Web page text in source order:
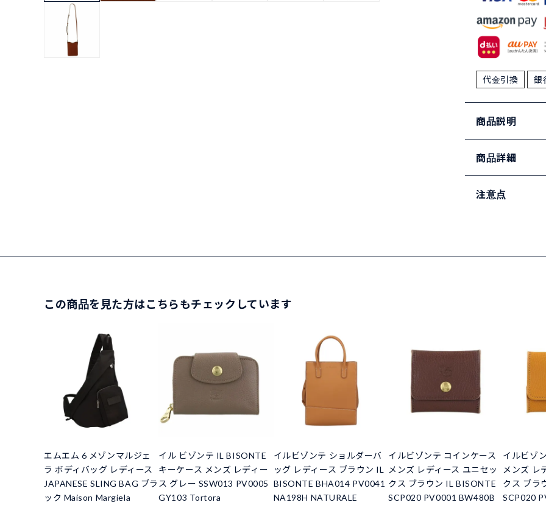
代金引換 銀
商品説明
商品詳細
注意点
この商品を見た方はこちらもチェックしています
エムエム 6 メゾンマルジェ
ラ ボディバッグ レディース
JAPANESE SLING BAG ブラ
ック Maison Margiela
イル ビゾンテ IL BISONTE
キーケース メンズ レディー
ス グレー SSW013 PV0005
GY103 Tortora
イルビゾンテ ショルダーバ
ッグ レディース ブラウン IL
BISONTE BHA014 PV0041
NA198H NATURALE
イルビゾンテ コインケース
メンズ レディース ユニセッ
クス ブラウン IL BISONTE
SCP020 PV0001 BW480B
イルビゾ
メンズ レ
クス ブラ
SCP020